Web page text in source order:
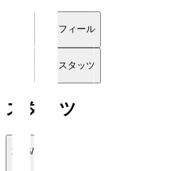
プロフィール
詳細スタッツ
スタッツ
2026/27